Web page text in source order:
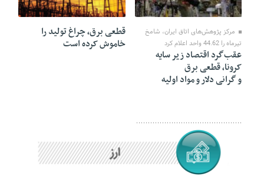
02 سپتامبر 2021
مرکز پژوهش‌های اتاق ایران، شامخ
تیرماه را 44.62 واحد اعلام کرد
عقب‌گرد اقتصاد زیر سایه
کرونا، قطعی برق
و گرانی دلار و مواد اولیه
02 ژوئن 2021
قطعی برق، چراغ تولید را
خاموش کرده است